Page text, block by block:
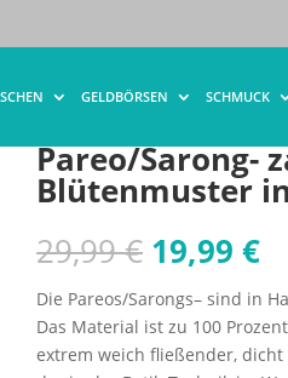
GELDBÖRSEN SCHMUCK
Pareo/Sarong-
Blütenmuster
29,99€
Preis
war:
29,99 €
19,99€
Die Pareos/Sarongs– sind in
Das Material ist zu 100
extrem weich fließender,